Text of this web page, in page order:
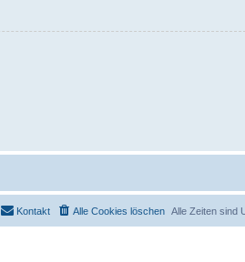
Alle Zeiten sind
Alle Cookies löschen
Kontakt